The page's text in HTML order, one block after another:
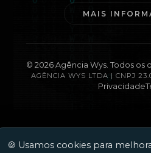
MAIS
© 2026Agência Wys. Todos os
AGÊNCIA WYS LTDA | CNPJ
Privacidade
🍪 Usamos cookies para